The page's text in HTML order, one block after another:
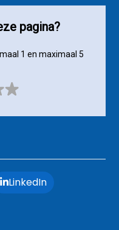
pagina?
1 en maximaal 5
LinkedIn